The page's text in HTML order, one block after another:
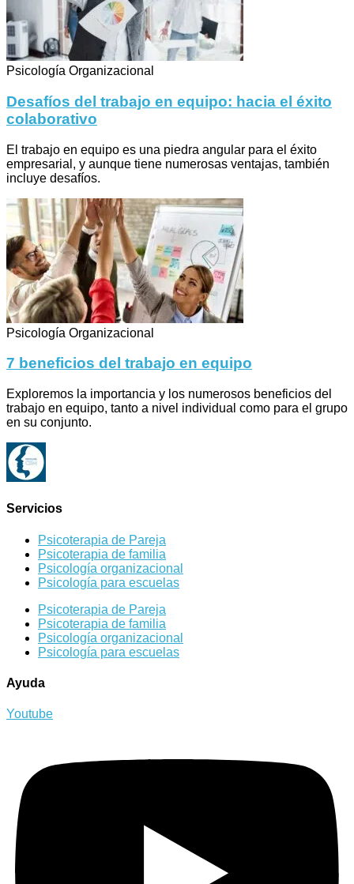
Psicología Organizacional
Desafíos del trabajo en equipo: hacia el éxito
colaborativo
El trabajo en equipo es una piedra angular para el éxito
empresarial, y aunque tiene numerosas ventajas, también
incluye desafíos.
Psicología Organizacional
7 beneficios del trabajo en equipo
Exploremos la importancia y los numerosos beneficios del
trabajo en equipo, tanto a nivel individual como para el grupo
en su conjunto.
Servicios
Psicoterapia de Pareja
Psicoterapia de familia
Psicología organizacional
Psicología para escuelas
Psicoterapia de Pareja
Psicoterapia de familia
Psicología organizacional
Psicología para escuelas
Ayuda
Youtube